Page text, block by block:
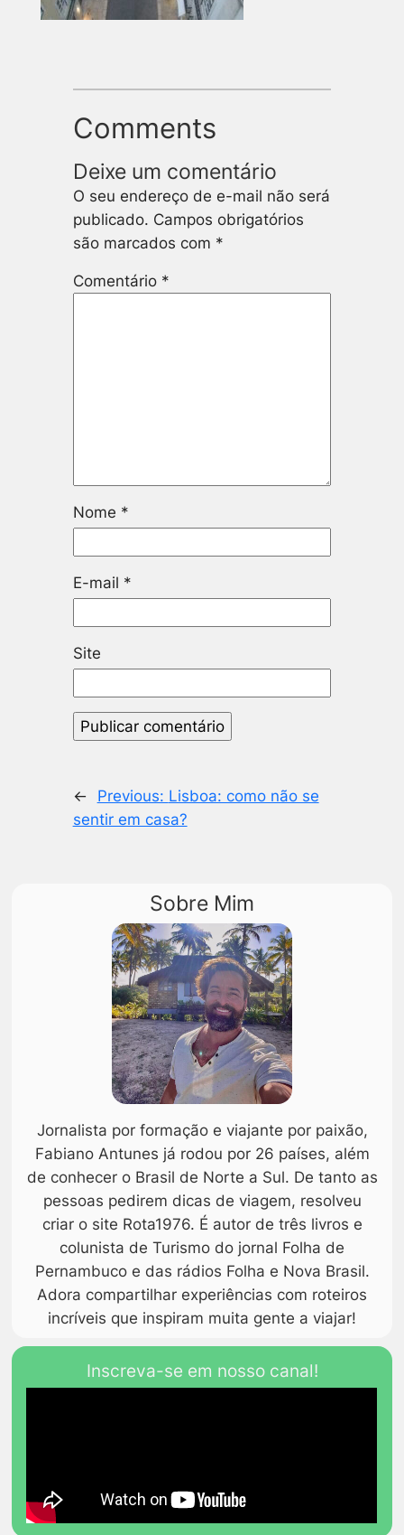
Comments
Deixe um comentário
O seu endereço de e-mail não será
publicado. Campos obrigatórios
são marcados com *
Comentário *
Nome *
E-mail *
Site
← Previous: Lisboa: como não se
sentir em casa?
Sobre Mim
Jornalista por formação e viajante por paixão,
Fabiano Antunes já rodou por 26 países, além
de conhecer o Brasil de Norte a Sul. De tanto as
pessoas pedirem dicas de viagem, resolveu
criar o site Rota1976. É autor de três livros e
colunista de Turismo do jornal Folha de
Pernambuco e das rádios Folha e Nova Brasil.
Adora compartilhar experiências com roteiros
incríveis que inspiram muita gente a viajar!
Inscreva-se em nosso canal!